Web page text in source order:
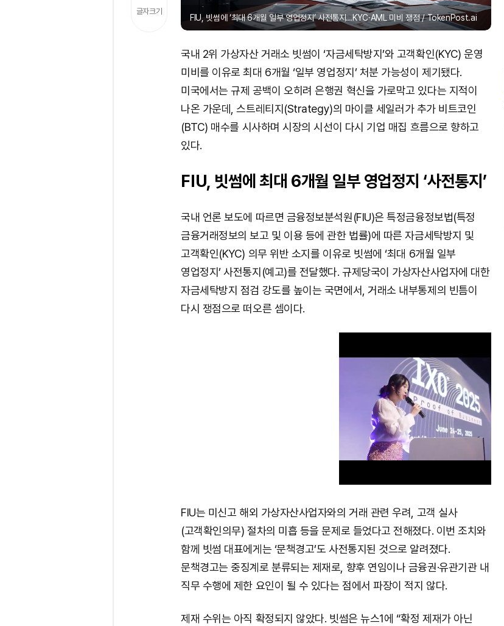
글자크기
FIU, 빗썸에 ‘최대 6개월 일부 영업정지’ 사전통지…KYC·AML 미비 쟁점 / TokenPost.ai
국내 2위 가상자산 거래소 빗썸이 ‘자금세탁방지’와 고객확인(KYC) 운영
미비를 이유로 최대 6개월 ‘일부 영업정지’ 처분 가능성이 제기됐다.
미국에서는 규제 공백이 오히려 은행권 혁신을 가로막고 있다는 지적이
나온 가운데, 스트레티지(Strategy)의 마이클 세일러가 추가 비트코인
(BTC) 매수를 시사하며 시장의 시선이 다시 기업 매집 흐름으로 향하고
있다.
FIU, 빗썸에 최대 6개월 일부 영업정지 ‘사전통지’
국내 언론 보도에 따르면 금융정보분석원(FIU)은 특정금융정보법(특정
금융거래정보의 보고 및 이용 등에 관한 법률)에 따른 자금세탁방지 및
고객확인(KYC) 의무 위반 소지를 이유로 빗썸에 ‘최대 6개월 일부
영업정지’ 사전통지(예고)를 전달했다. 규제당국이 가상자산사업자에 대한
자금세탁방지 점검 강도를 높이는 국면에서, 거래소 내부통제의 빈틈이
다시 쟁점으로 떠오른 셈이다.
M
t
FIU는 미신고 해외 가상자산사업자와의 거래 관련 우려, 고객 실사
(고객확인의무) 절차의 미흡 등을 문제로 들었다고 전해졌다. 이번 조치와
함께 빗썸 대표에게는 ‘문책경고’도 사전통지된 것으로 알려졌다.
문책경고는 중징계로 분류되는 제재로, 향후 연임이나 금융권·유관기관 내
직무 수행에 제한 요인이 될 수 있다는 점에서 파장이 적지 않다.
제재 수위는 아직 확정되지 않았다. 빗썸은 뉴스1에 “확정 제재가 아닌